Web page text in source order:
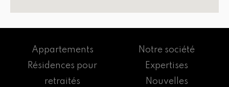
Appartements
Résidences pour
retraités
Notre société
Expertises
Nouvelles